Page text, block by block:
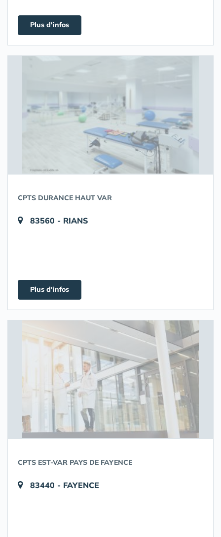
Plus d'infos
CPTS DURANCE HAUT VAR
83560 - RIANS
Plus d'infos
CPTS EST-VAR PAYS DE FAYENCE
83440 - FAYENCE